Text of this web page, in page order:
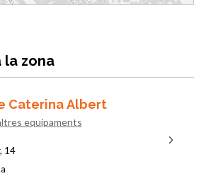
la zona
Caterina Albert
equipaments
14